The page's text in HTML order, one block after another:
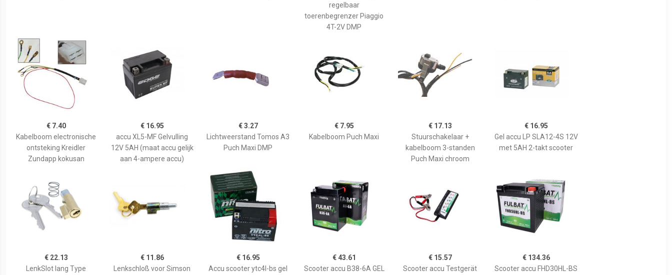
regelbaar
toerenbegrenzer Piaggio
4T-2V DMP
€ 7.40
Kabelboom electronische
ontsteking Kreidler
Zundapp kokusan
€ 16.95
accu XL5-MF Gelvulling
12V 5AH (maat accu gelijk
aan 4-ampere accu)
€ 3.27
Lichtweerstand Tomos A3
Puch Maxi DMP
€ 7.95
Kabelboom Puch Maxi
€ 17.13
Stuurschakelaar +
kabelboom 3-standen
Puch Maxi chroom
€ 16.95
Gel accu LP SLA12-4S 12V
met 5AH 2-takt scooter
€ 22.13
LenkSlot lang Type
€ 11.86
Lenkschloß voor Simson
€ 16.95
Accu scooter ytc4l-bs gel
€ 43.61
Scooter accu B38-6A GEL
€ 15.57
Scooter accu Testgerät
€ 134.36
Scooter accu FHD30HL-BS